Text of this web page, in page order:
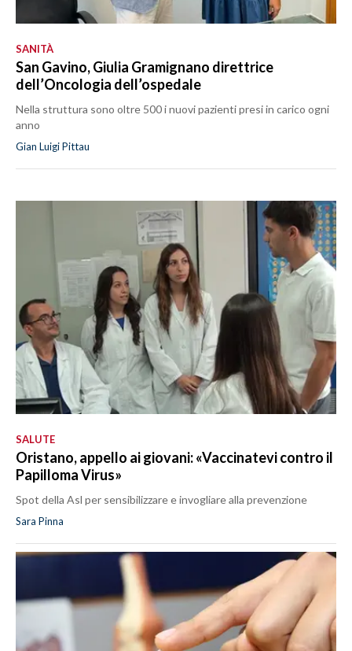
SANITÀ
San Gavino, Giulia Gramignano direttrice
dell’Oncologia dell’ospedale
Nella struttura sono oltre 500 i nuovi pazienti presi in carico ogni
anno
Gian Luigi Pittau
SALUTE
Oristano, appello ai giovani: «Vaccinatevi contro il
Papilloma Virus»
Spot della Asl per sensibilizzare e invogliare alla prevenzione
Sara Pinna